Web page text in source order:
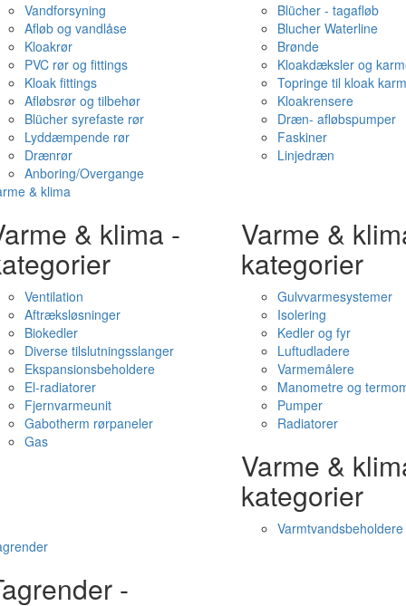
Vandforsyning
Afløb og vandlåse
Kloakrør
PVC rør og fittings
Kloak fittings
Afløbsrør og tilbehør
Blücher syrefaste rør
Lyddæmpende rør
Drænrør
Anboring/Overgange
Blücher - tagafløb
Blucher Waterline
Brønde
Kloakdæksler og
Topringe til kloak
Kloakrensere
Dræn- afløbspumper
Faskiner
Linjedræn
& klima
& klima -
Ventilation
Aftræksløsninger
Biokedler
Diverse tilslutningsslanger
Ekspansionsbeholdere
El-radiatorer
Fjernvarmeunit
Gabotherm rørpaneler
Gas
Varme &
kategorier
Gulvvarmesystemer
Isolering
Kedler og fyr
Luftudladere
Varmemålere
Manometre og
Pumper
Radiatorer
Varme &
kategorier
Varmtvandsbeholdere
-